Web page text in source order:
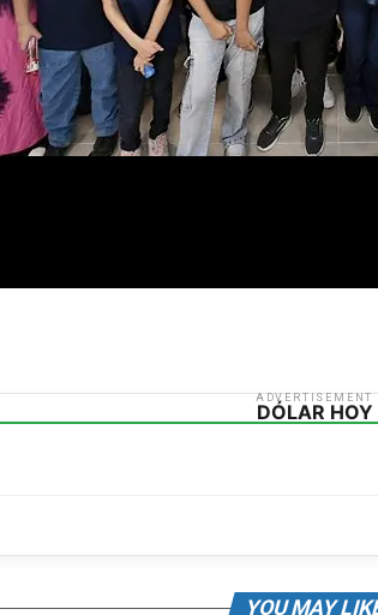
ADVERTISEMENT
DÓLAR HOY
YOU MAY